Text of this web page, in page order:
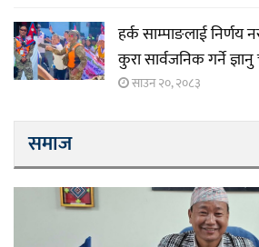
हर्क साम्पाङलाई निर्णय
कुरा सार्वजनिक गर्ने
साउन २०, २०८३
समाज